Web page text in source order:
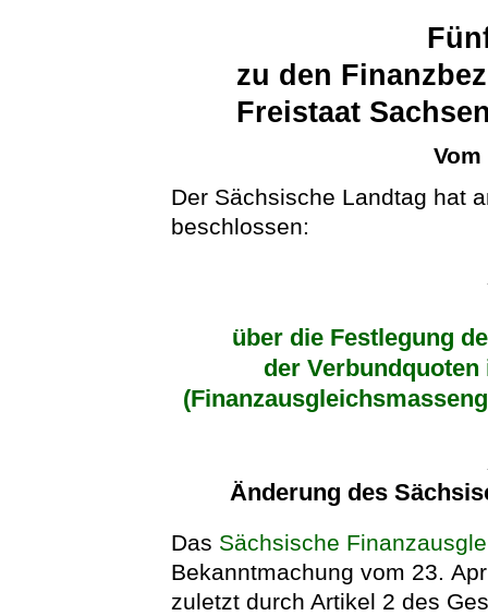
zu den
Freistaat
Der Sächsische Landtag hat
beschlossen:
über die Festlegung
der Verbundquoten
Änderung des
Das Sächsische
Bekanntmachung vom 23.
zuletzt durch Artikel 2 des